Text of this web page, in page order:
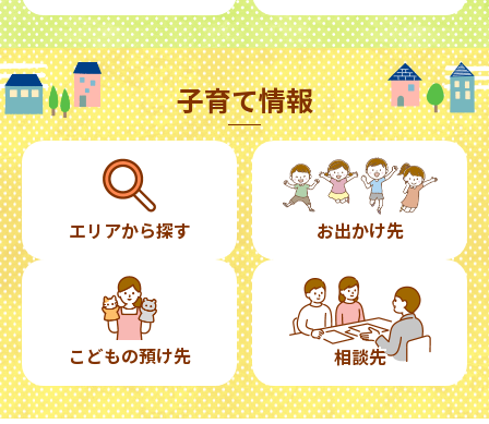
子育て情報
エリアから探す お出かけ先
こどもの預け先 相談先